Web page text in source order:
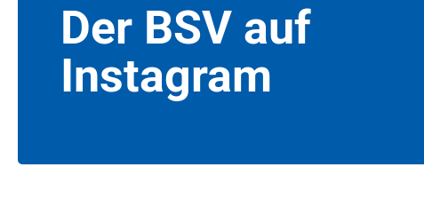
Der BSV auf
Instagram